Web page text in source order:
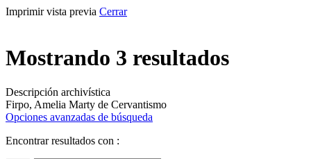
Imprimir vista previa Cerrar
Mostrando 3 resultados
Descripción archivística
Firpo, Amelia Marty de Cervantismo
Opciones avanzadas de búsqueda
Encontrar resultados con :